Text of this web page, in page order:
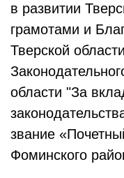
в развитии
грамотами и
Тверской
области "За
звание
Фоминского